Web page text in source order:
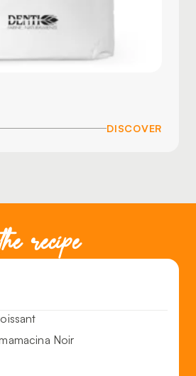
DISCOVER
the recipe
Noir